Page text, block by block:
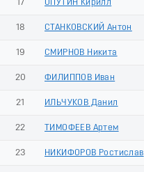
17 ОПУТИН Кирилл
18 СТАНКОВСКИЙ Антон
19 СМИРНОВ Никита
20 ФИЛИППОВ Иван
21 ИЛЬЧУКОВ Данил
22 ТИМОФЕЕВ Артем
23 НИКИФОРОВ Ростислав